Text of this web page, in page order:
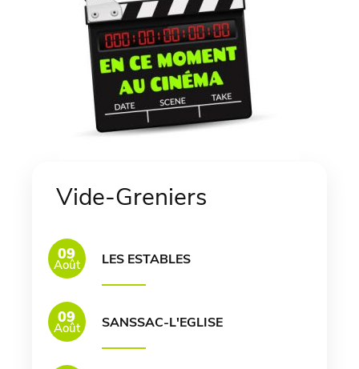
Vide-Greniers
09
Août LES ESTABLES
09
Août SANSSAC-L'EGLISE